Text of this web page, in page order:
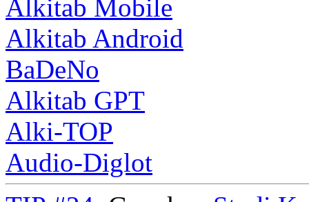
Alkitab Mobile
Alkitab Android
BaDeNo
Alkitab GPT
Alki-TOP
Audio-Diglot